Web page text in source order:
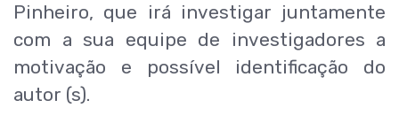
Pinheiro, que irá investigar juntamente
com a sua equipe de investigadores a
motivação e possível identificação do
autor (s).